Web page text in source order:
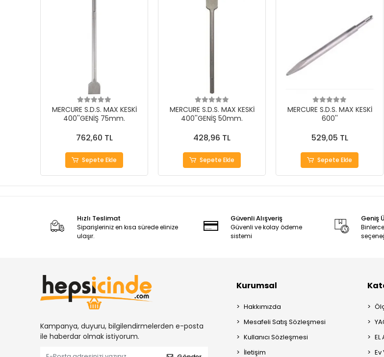
MERCURE S.D.S. MAX KESKİ
400''GENİŞ 75mm.
762,60 TL
Sepete Ekle
MERCURE S.D.S. MAX KESKİ
400''GENİŞ 50mm.
428,96 TL
Sepete Ekle
MERCURE S.D.S. MAX KESKİ
600''
529,05 TL
Sepete Ekle
Hızlı Teslimat
Siparişleriniz en kısa sürede elinize
ulaşır.
Güvenli Alışveriş
Güvenli ve kolay ödeme
sistemi
Geniş
Kampanya, duyuru, bilgilendirmelerden e-posta
ile haberdar olmak istiyorum.
Kurumsal
Hakkımızda
Mesafeli Satış Sözleşmesi
Kullanıcı Sözleşmesi
İletişim
EL
Ev